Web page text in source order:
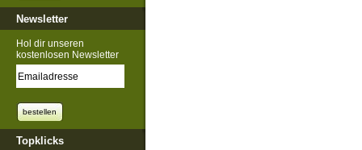
Newsletter
Hol dir unseren
kostenlosen Newsletter
Topklicks